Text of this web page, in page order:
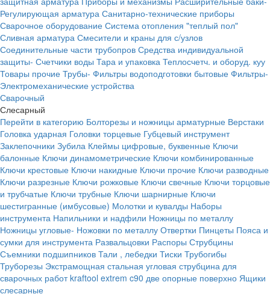
Регулирующая арматура Санитарно-технические приборы
Сварочное оборудование Система отопления "теплый пол"
Сливная арматура Смесители и краны для с/узлов
Соединительные части трубопров Средства индивидуальной
защиты- Счетчики воды Тара и упаковка Теплосчетч. и оборуд. куу
Товары прочие Трубы- Фильтры водоподготовки бытовые Фильтры-
Электромеханические устройства
Сварочный
Слесарный
Перейти в категорию Болторезы и ножницы арматурные Верстаки
Головка ударная Головки торцевые Губцевый инструмент
Заклепочники Зубила Клеймы цифровые, буквенные Ключи
балонные Ключи динамометрические Ключи комбинированные
Ключи крестовые Ключи накидные Ключи прочие Ключи разводные
Ключи разрезные Ключи рожковые Ключи свечные Ключи торцовые
и трубчатые Ключи трубные Ключи шарнирные Ключи
шестигранные (имбусовые) Молотки и кувалды Наборы
инструмента Напильники и надфили Ножницы по металлу
Ножницы угловые- Ножовки по металлу Отвертки Пинцеты Пояса и
сумки для инструмента Развальцовки Распоры Струбцины
Съемники подшипников Тали , лебедки Тиски Трубогибы
Труборезы Экстрамощная стальная угловая струбцина для
сварочных работ kraftool extrem c90 две опорные поверхно Ящики
слесарные